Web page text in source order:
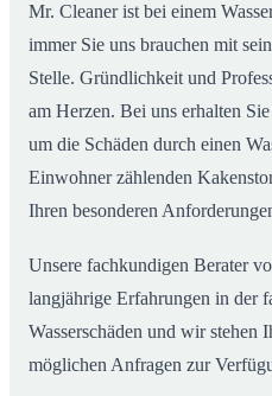
Mr. Cleaner ist bei einem
immer Sie uns brauchen mit
Stelle. Gründlichkeit und
am Herzen. Bei uns erhalten
um die Schäden durch einen
Einwohner zählenden
Ihren besonderen
Unsere fachkundigen Berater
langjährige Erfahrungen in der
Wasserschäden und wir
möglichen Anfragen zur